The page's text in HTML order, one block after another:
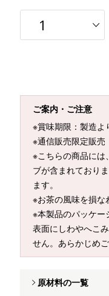
ご案内・ご注意
※賞味期限：製造よ
※通信販売限定販売
※こちらの商品には
ブが含まれており
ます。
※お茶の風味を損な
※本製品のパッケー
表面にしわやへこ
せん。あらかじめ
原材料の一覧